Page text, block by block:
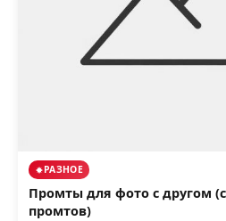
РАЗНОЕ
Промты для фото с другом
промтов)